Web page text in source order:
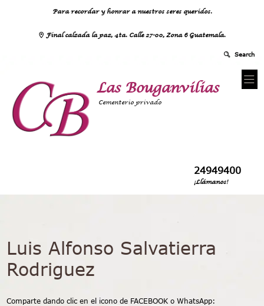
Para recordar y honrar a nuestros seres queridos.
Final calzada la paz, 4ta. Calle 27-00, Zona 6 Guatemala.
Las Bouganvilias
Cementerio privado
24949400
¡Llámanos!
Luis Alfonso Salvatierra
Rodriguez
Comparte dando clic en el icono de FACEBOOK o WhatsApp: